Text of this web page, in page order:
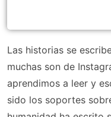
Las historias se
muchas son de
aprendimos a leer y
sido los soportes